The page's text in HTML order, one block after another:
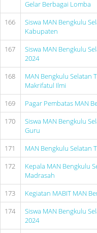
Gelar Berbagai Lomba
166
Siswa MAN Bengkulu
Kabupaten
167
Siswa MAN Bengkulu
2024
168
MAN Bengkulu Selatan
Makrifatul Ilmi
169
Pagar Pembatas MAN
170
Siswa MAN Bengkulu
Guru
171
MAN Bengkulu Selatan
172
Kepala MAN Bengkulu
Madrasah
173
Kegiatan MABIT MAN
174
Siswa MAN Bengkulu
2024